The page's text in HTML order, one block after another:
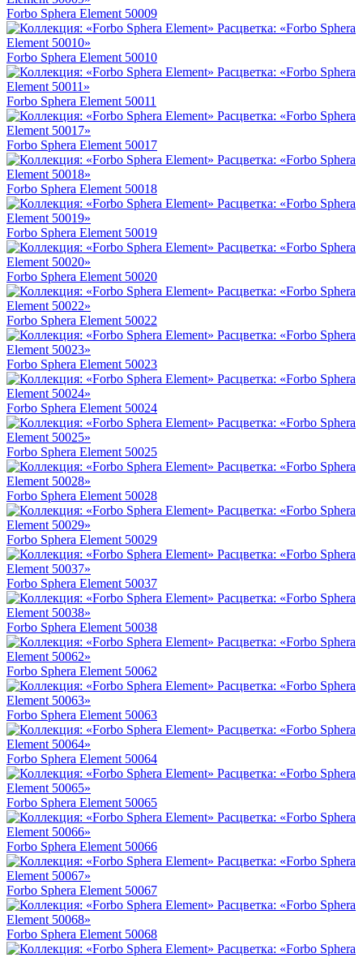
Forbo Sphera Element 50009
Forbo Sphera Element 50010
Forbo Sphera Element 50011
Forbo Sphera Element 50017
Forbo Sphera Element 50018
Forbo Sphera Element 50019
Forbo Sphera Element 50020
Forbo Sphera Element 50022
Forbo Sphera Element 50023
Forbo Sphera Element 50024
Forbo Sphera Element 50025
Forbo Sphera Element 50028
Forbo Sphera Element 50029
Forbo Sphera Element 50037
Forbo Sphera Element 50038
Forbo Sphera Element 50062
Forbo Sphera Element 50063
Forbo Sphera Element 50064
Forbo Sphera Element 50065
Forbo Sphera Element 50066
Forbo Sphera Element 50067
Forbo Sphera Element 50068